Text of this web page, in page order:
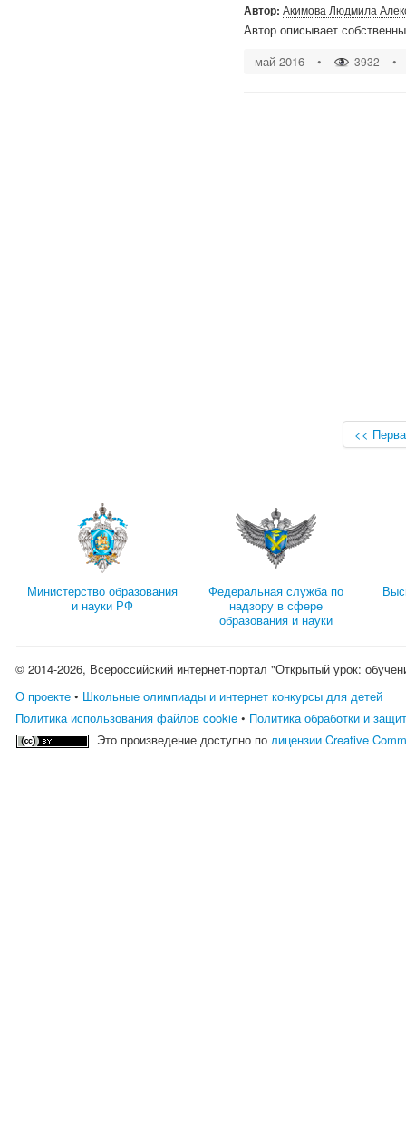
Автор: Акимова Людмила
Автор описывает
май 2016 • 3932 •
<<
Министерство образования
и науки РФ
Федеральная служба по
надзору в сфере
образования и науки
© 2014-2026, Всероссийский интернет-портал "Открытый урок:
О проекте • Школьные олимпиады и интернет конкурсы для детей
Политика использования файлов cookie • Политика обработки и
Это произведение доступно полицензии Creative